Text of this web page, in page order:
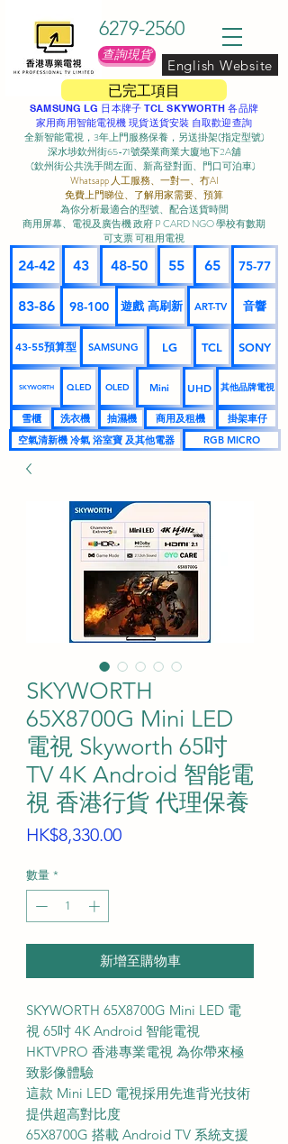
已完工項目
6279-2560
查詢現貨
English Website
SAMSUNG LG 日本牌子 TCL SKYWORTH 各品牌
家用商用智能電視機 現貨送貨安裝 自取歡迎查詢
全新智能電視，3年上門服務保養，另送掛架(指定型號)
深水埗欽州街65-71號榮業商業大廈地下2A舖
(欽州街公共洗手間左面、新高登對面、門口可泊車) ​
Whatsapp 人工服務、一對一、冇AI
免費上門睇位、了解用家需要、預算
為你分析最適合的型號、配合送貨時間
商用屏幕、電視及廣告機 政府 P CARD NGO 學校有數期
可支票 可租用電視
24-42 43 48-50 55 65 75-77
83-86 98-100 遊戲 高刷新 ART-TV 音響
43-55預算型 SAMSUNG LG TCL SONY
SKYWORTH QLED OLED Mini UHD 其他品牌電視
雪櫃 洗衣機 抽濕機 商用及租機
掛架車仔
空氣清新機 冷氣 浴室寶 及其他電器
RGB MICRO
SKYWORTH
65X8700G Mini LED
電視 Skyworth 65吋
TV 4K Android 智能電
視 香港行貨 代理保養
HK$8,330.00價
數量 *
新增至購物車
SKYWORTH 65X8700G Mini LED 電
視 65吋 4K Android 智能電視
HKTVPRO 香港專業電視 為你帶來極
致影像體驗
這款 Mini LED 電視採用先進背光技術
提供超高對比度
65X8700G 搭載 Android TV 系統支援